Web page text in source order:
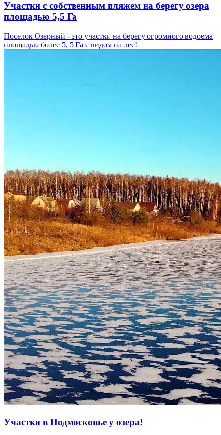
Участки с собственным пляжем на берегу озера
площадью 5,5 Га
Поселок Озерный - это участки на берегу огромного водоема
площадью более 5, 5 Га с видом на лес!
Участки в Подмосковье у озера!